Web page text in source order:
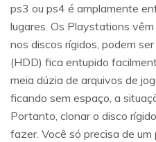
ps3 ou ps4 é amplamente
lugares. Os Playstations
nos discos rígidos, podem
(HDD) fica entupido
meia dúzia de arquivos de
ficando sem espaço, a
Portanto, clonar o disco
fazer. Você só precisa de